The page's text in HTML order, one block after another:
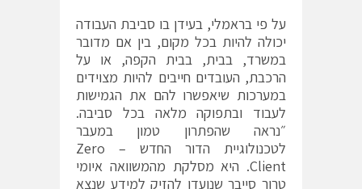
על פי בראמלי, בעידן בו סביבת העבודה
יכולה להיות בכל מקום, בין אם מדובר
במשרד, בבית, בבית הקפה, או על
הרכבת, העובדים חייבים להיות מצוידים
במערכות שיאפשרו להם את הגמישות
לעבוד ובתפוקה מלאה בכל סביבה.
״נראה שהפתרון טמון במעבר
לטכנולוגיית הדור החדש – Zero
Client. היא מסלקת מהמשוואה איומי
טרור סייבר שנועדו להזיק למידע שנצא